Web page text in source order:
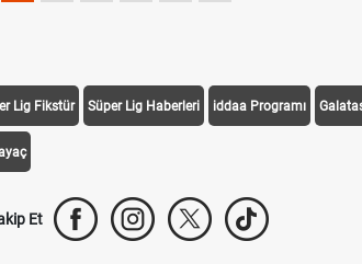
Lig Fikstür Süper Lig Haberleri iddaa Programı
Et